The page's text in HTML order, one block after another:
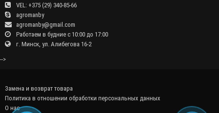
VEL: +375 (29) 340-85-66
agromanby
agromanby@gmail.com
Работаем в будние с 10:00 до 17:00
г. Минск, ул. Алибегова 16-2
-->
Замена и возврат товара
Политика в отношении обработки персональных данных
О нас